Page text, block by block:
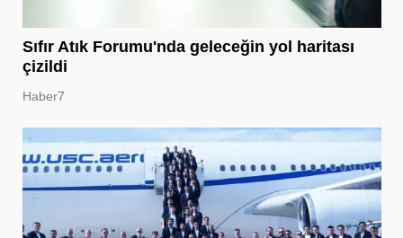
Sıfır Atık Forumu'nda geleceğin yol haritası
çizildi
Haber7